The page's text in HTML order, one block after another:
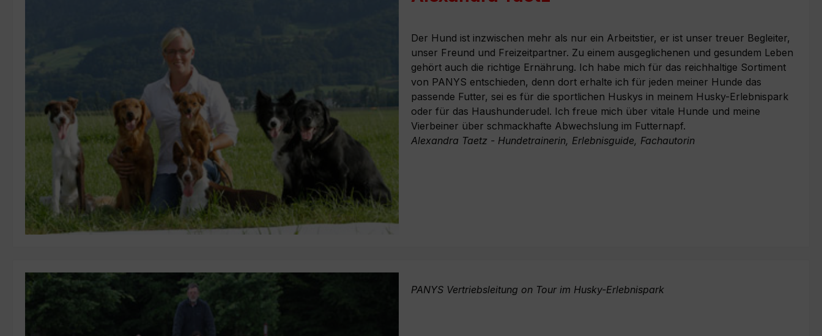
Der Hund ist inzwischen mehr als nur ein Arbeitstier, er ist unser treuer Begleiter,
unser Freund und Freizeitpartner. Zu einem ausgeglichenen und gesundem Leben
gehört auch die richtige Ernährung. Ich habe mich für das reichhaltige Sortiment
von PANYS entschieden, denn dort erhalte ich für jeden meiner Hunde das
passende Futter, sei es für die sportlichen Huskys in meinem Husky-Erlebnispark
oder für das Haushunderudel. Ich freue mich über vitale Hunde und meine
Vierbeiner über schmackhafte Abwechslung im Futternapf.
Alexandra Taetz - Hundetrainerin, Erlebnisguide, Fachautorin
PANYS Vertriebsleitung on Tour im Husky-Erlebnispark